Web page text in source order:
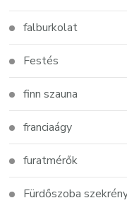
falburkolat
Festés
finn szauna
franciaágy
furatmérők
Fürdőszoba